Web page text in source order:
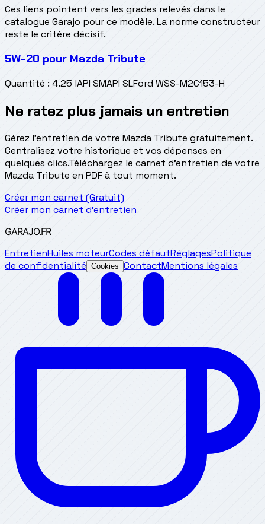
Ces liens pointent vers les grades relevés dans le
catalogue Garajo pour ce modèle. La norme constructeur
reste le critère décisif.
5W-20 pour Mazda Tribute
Quantité : 4.25 lAPI SMAPI SLFord WSS-M2C153-H
Ne ratez plus jamais un entretien
Gérez l'entretien de votre Mazda Tribute gratuitement.
Centralisez votre historique et vos dépenses en
quelques clics.Téléchargez le carnet d'entretien de votre
Mazda Tribute en PDF à tout moment.
Créer mon carnet (Gratuit)
Créer mon carnet d'entretien
GARAJO.FR
EntretienHuiles moteurCodes défautRéglagesPolitique
de confidentialité Cookies ContactMentions légales